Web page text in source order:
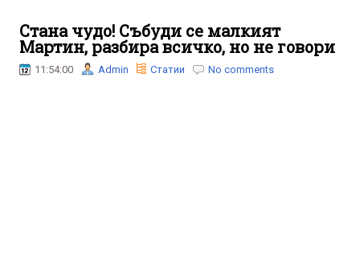
Стана чудо! Събуди се малкият
Мартин, разбира всичко, но не говори
11:54:00 Admin Статии No comments